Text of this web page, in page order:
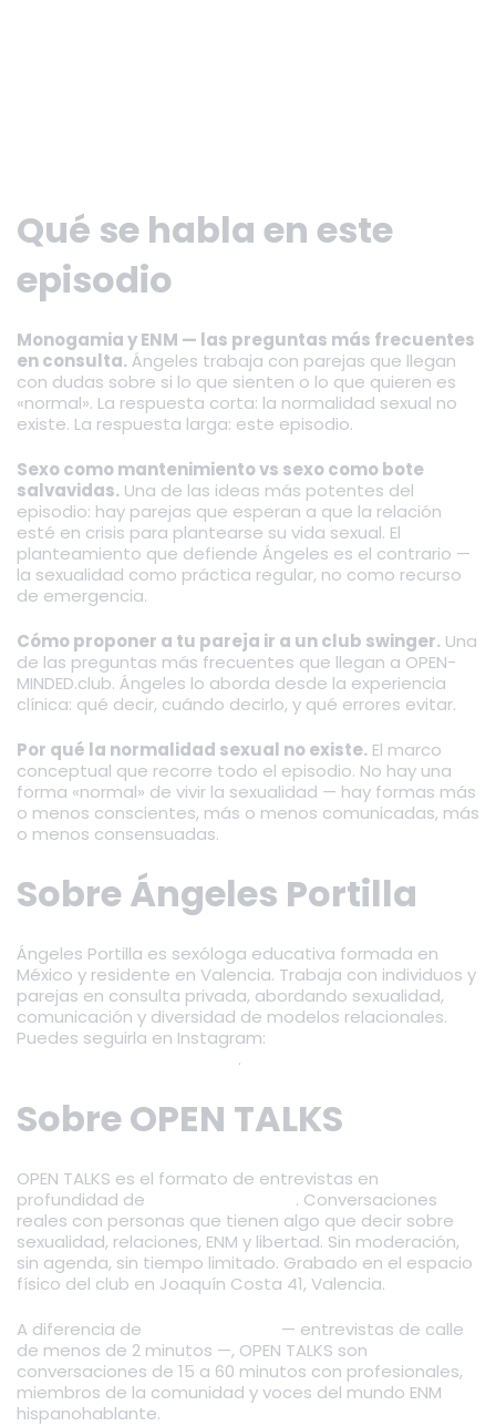
Qué se habla en este
episodio
Monogamia y ENM — las preguntas más frecuentes
en consulta.Ángeles trabaja con parejas que llegan
con dudas sobre si lo que sienten o lo que quieren es
«normal». La respuesta corta: la normalidad sexual no
existe. La respuesta larga: este episodio.
Sexo como mantenimiento vs sexo como bote
salvavidas. Una de las ideas más potentes del
episodio: hay parejas que esperan a que la relación
esté en crisis para plantearse su vida sexual. El
planteamiento que defiende Ángeles es el contrario —
la sexualidad como práctica regular, no como recurso
de emergencia.
Cómo proponer a tu pareja ir a un club swinger. Una
de las preguntas más frecuentes que llegan a OPEN-
MINDED.club. Ángeles lo aborda desde la experiencia
clínica: qué decir, cuándo decirlo, y qué errores evitar.
Por qué la normalidad sexual no existe. El marco
conceptual que recorre todo el episodio. No hay una
forma «normal» de vivir la sexualidad — hay formas más
o menos conscientes, más o menos comunicadas, más
o menos consensuadas.
Sobre Ángeles Portilla
Ángeles Portilla es sexóloga educativa formada en
México y residente en Valencia. Trabaja con individuos y
parejas en consulta privada, abordando sexualidad,
comunicación y diversidad de modelos relacionales.
Puedes seguirla en Instagram:
.
Sobre OPEN TALKS
OPEN TALKS es el formato de entrevistas en
profundidad de
. Conversaciones
reales con personas que tienen algo que decir sobre
sexualidad, relaciones, ENM y libertad. Sin moderación,
sin agenda, sin tiempo limitado. Grabado en el espacio
físico del club en Joaquín Costa 41, Valencia.
A diferencia de
— entrevistas de calle
de menos de 2 minutos —, OPEN TALKS son
conversaciones de 15 a 60 minutos con profesionales,
miembros de la comunidad y voces del mundo ENM
hispanohablante.